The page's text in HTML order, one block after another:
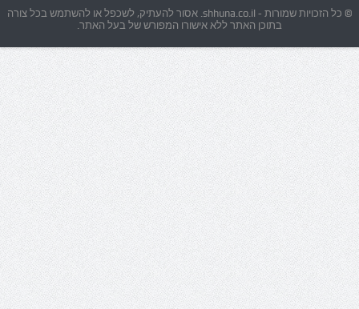
© כל הזכויות שמורות - shhuna.co.il. אסור להעתיק, לשכפל או להשתמש בכל צורה
בתוכן האתר ללא אישורו המפורש של בעל האתר.